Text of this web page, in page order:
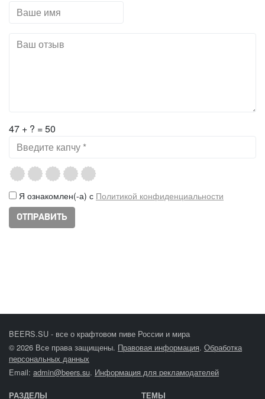
47 + ? = 50
Я ознакомлен(-а) с Политикой конфиденциальности
BEERS.SU - все о крафтовом пиве России и мира
© 2026 Все права защищены. Правовая информация. Обработка
персональных данных
Email: admin@beers.su. Информация для рекламодателей
РАЗДЕЛЫ ТЕМЫ